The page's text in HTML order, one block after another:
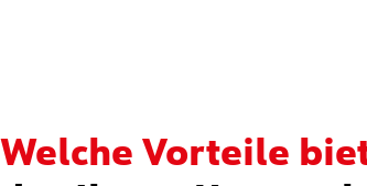
Welche Vorteile